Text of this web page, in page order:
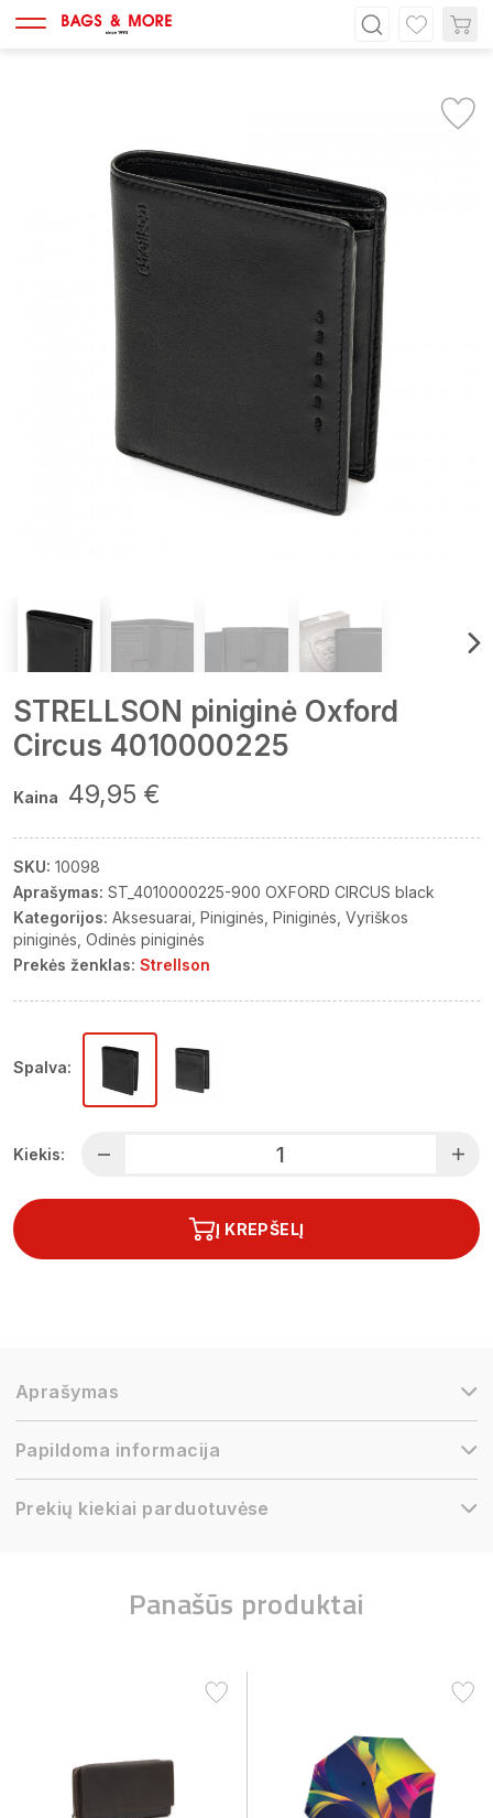
STRELLSON piniginė Oxford
Circus 4010000225
Kaina 49,95 €
SKU: 10098
Aprašymas: ST_4010000225-900 OXFORD CIRCUS black
Kategorijos: Aksesuarai Piniginės Piniginės Vyriškos
piniginės Odinės piniginės
Prekės ženklas: Strellson
Spalva:
Kiekis:
Į KREPŠELĮ
Aprašymas
Papildoma informacija
Prekių kiekiai parduotuvėse
Panašūs produktai